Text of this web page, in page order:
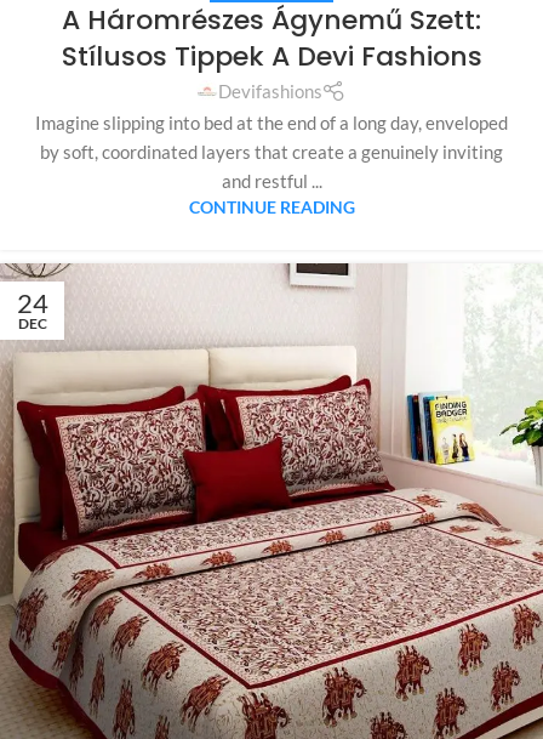
A Háromrészes Ágynemű Szett:
Stílusos Tippek A Devi Fashions
Devifashions
Imagine slipping into bed at the end of a long day, enveloped
by soft, coordinated layers that create a genuinely inviting
and restful ...
CONTINUE READING
24
DEC